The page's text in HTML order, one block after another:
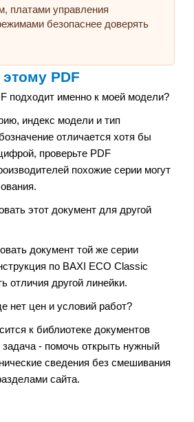
платами управления
безопаснее доверять
PDF
подходит именно к моей модели?
индекс модели и тип
отличается хотя бы
проверьте PDF
похожие серии могут
этот документ для другой
документ той же серии
по BAXI ECO Classic
отличия другой линейки.
нет цен и условий работ?
к библиотеке документов
задача - помочь открыть нужный
сведения без смешивания
сайта.